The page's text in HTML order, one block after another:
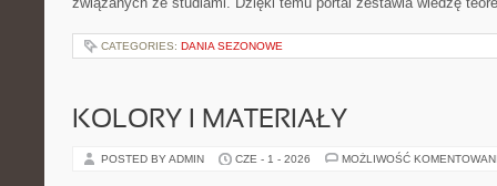
CATEGORIES: DANIA SEZONOWE
KOLORY I MATERIAŁY
POSTED BY ADMIN CZE - 1 - 2026 MOŻLIWOŚĆ